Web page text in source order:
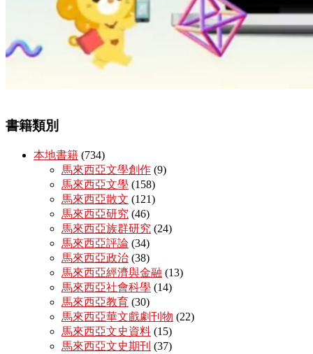
書籍類別
本地書籍 (734)
馬來西亞文學創作 (9)
馬來西亞文學 (158)
馬來西亞散文 (121)
馬來西亞研究 (46)
馬來西亞族群研究 (24)
馬來西亞評論 (34)
馬來西亞政治 (38)
馬來西亞經濟與金融 (13)
馬來西亞社會科學 (14)
馬來西亞教育 (30)
馬來西亞華文戲劇刊物 (22)
馬來西亞文史資料 (15)
馬來西亞文史期刊 (37)